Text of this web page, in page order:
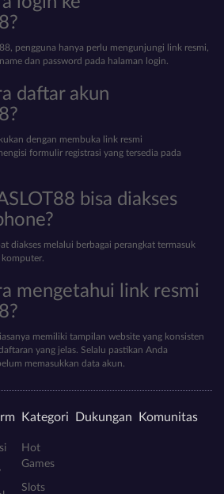
pengguna hanya perlu mengunjungi link resmi,
dan password pada halaman login.
daftar akun
dengan membuka link resmi
formulir registrasi yang tersedia pada
bisa diakses
diakses melalui berbagai perangkat termasuk
mengetahui link resmi
memiliki tampilan website yang konsisten
yang jelas. Selalu pastikan Anda
memasukkan data akun.
Kategori
Hot
Games
Slots
Dukungan Komunitas